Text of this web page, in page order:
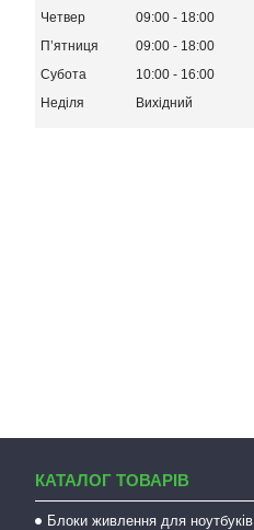
Четвер
09:00
18:00
Пʼятниця
09:00
18:00
Субота
10:00
16:00
Неділя
Вихідний
КАТАЛОГ ТОВАРІВ
Блоки живлення для ноутбуків